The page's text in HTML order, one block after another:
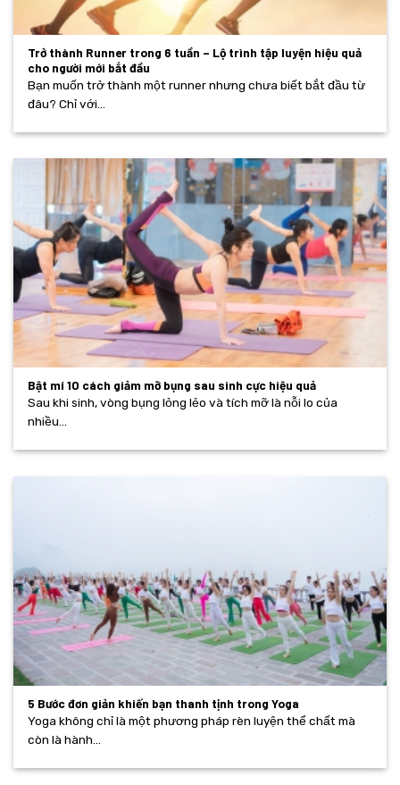
Trở thành Runner trong 6 tuần – Lộ trình tập luyện hiệu quả
cho người mới bắt đầu
Bạn muốn trở thành một runner nhưng chưa biết bắt đầu từ
đâu? Chỉ với...
Bật mí 10 cách giảm mỡ bụng sau sinh cực hiệu quả
Sau khi sinh, vòng bụng lỏng lẻo và tích mỡ là nỗi lo của
nhiều...
5 Bước đơn giản khiến bạn thanh tịnh trong Yoga
Yoga không chỉ là một phương pháp rèn luyện thể chất mà
còn là hành...